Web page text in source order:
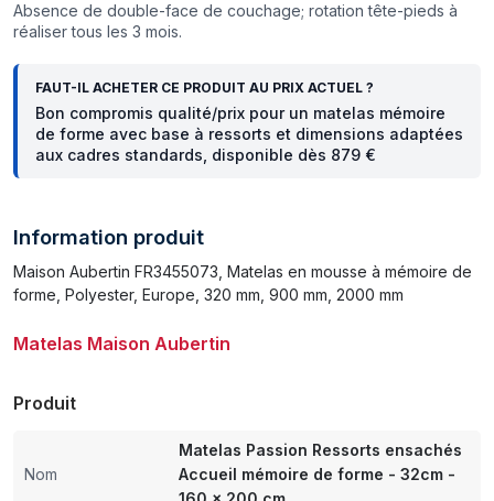
Absence de double-face de couchage; rotation tête-pieds à
réaliser tous les 3 mois.
FAUT-IL ACHETER CE PRODUIT AU PRIX ACTUEL ?
Bon compromis qualité/prix pour un matelas mémoire
de forme avec base à ressorts et dimensions adaptées
aux cadres standards, disponible dès 879 €
Information produit
Maison Aubertin FR3455073, Matelas en mousse à mémoire de
forme, Polyester, Europe, 320 mm, 900 mm, 2000 mm
Matelas Maison Aubertin
Produit
Nom
Matelas Passion Ressorts ensachés
Accueil mémoire de forme - 32cm -